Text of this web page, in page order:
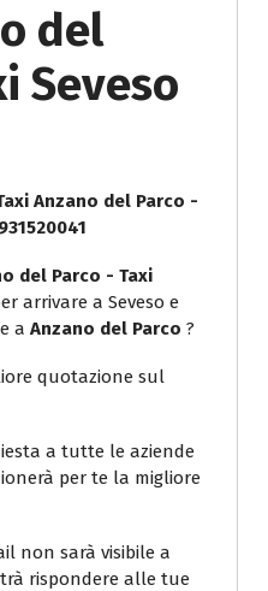
del
Seveso
Anzano del Parco -
del Parco - Taxi
arrivare a Seveso e
a Anzano del Parco ?
quotazione sul
a tutte le aziende
per te la migliore
non sarà visibile a
rispondere alle tue